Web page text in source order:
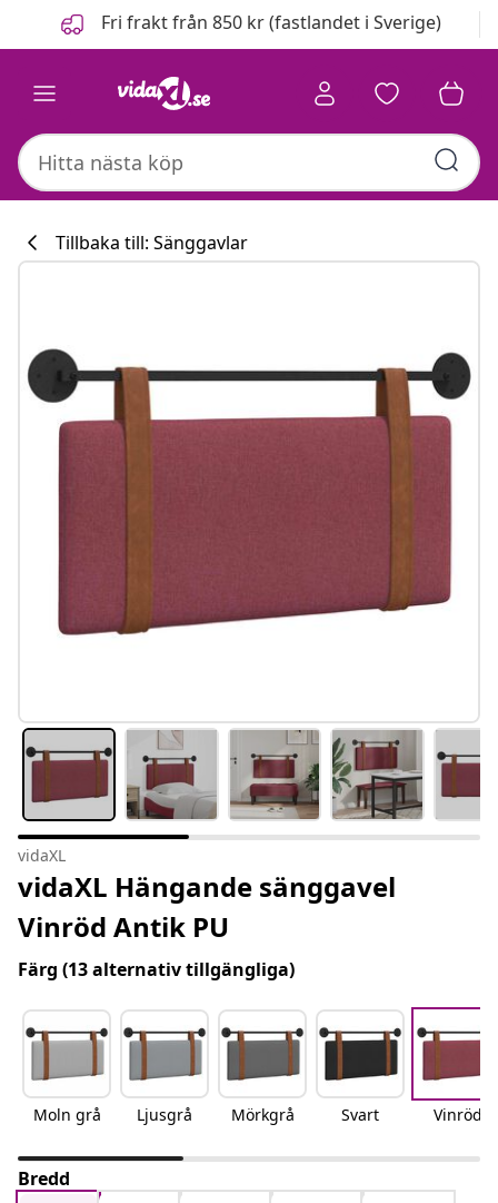
FöregåendeFri frakt från 850 kr (fastlandet i Sverige)
Tillbaka till: Sänggavlar
vidaXL
vidaXL Hängande sänggavel
Vinröd Antik PU
Färg (13 alternativ tillgängliga)
Moln grå Ljusgrå Mörkgrå Svart Vinröd
Bredd